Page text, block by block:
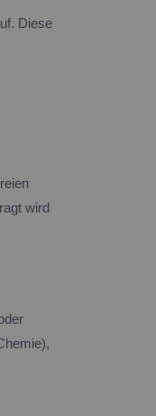
Diese
wird